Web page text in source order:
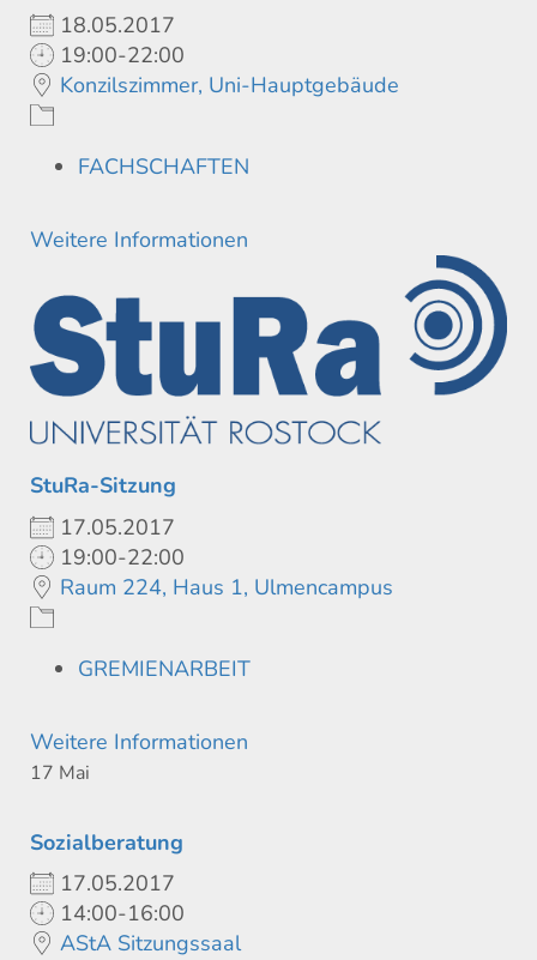
18.05.2017
19:00-22:00
Konzilszimmer, Uni-Hauptgebäude
FACHSCHAFTEN
Weitere Informationen
StuRa-Sitzung
17.05.2017
19:00-22:00
Raum 224, Haus 1, Ulmencampus
GREMIENARBEIT
Weitere Informationen
17 Mai
Sozialberatung
17.05.2017
14:00-16:00
AStA Sitzungssaal